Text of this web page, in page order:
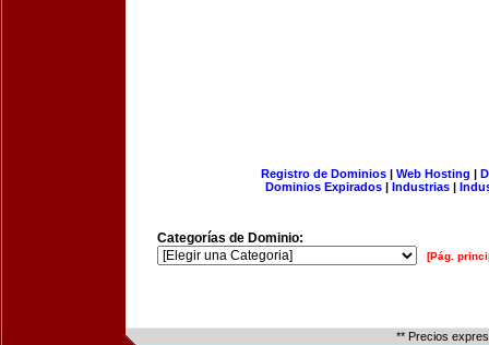
Registro de Dominios| Web Hosting |
Dominios Expirados | Industrias |
Categorías de Dominio:
[Pág.
** Precios